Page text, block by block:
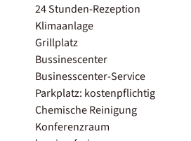
24 Stunden-Rezeption
Klimaanlage
Grillplatz
Bussinescenter
Businesscenter-Service
Parkplatz: kostenpflichtig
Chemische Reinigung
Konferenzraum